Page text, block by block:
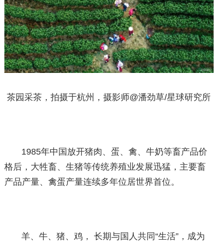
茶园采茶，拍摄于杭州，摄影师@潘劲草/星球研究所
1985年中国放开猪肉、蛋、禽、牛奶等畜产品价
格后，大牲畜、生猪等传统养殖业发展迅猛，主要畜
产品产量、禽蛋产量连续多年位居世界首位。
羊、牛、猪、鸡， 长期与国人共同“生活”，成为